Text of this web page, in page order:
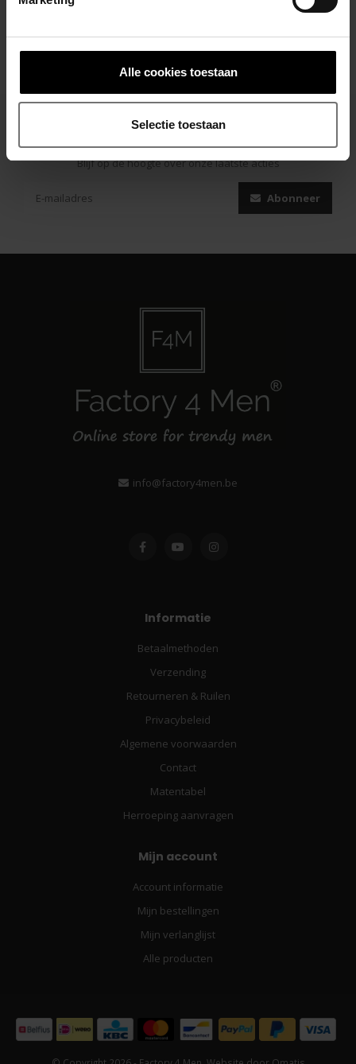
Alle cookies toestaan
Selectie toestaan
Blijf op de hoogte over onze laatste acties
Abonneer
info@factory4men.be
Informatie
Betaalmethoden
Verzending
Retourneren & Ruilen
Privacybeleid
Algemene voorwaarden
Contact
Matentabel
Herroeping aanvragen
Mijn account
Account informatie
Mijn bestellingen
Mijn verlanglijst
Alle producten